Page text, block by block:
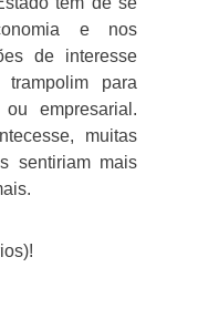
e nos
de interesse
para
empresarial.
muitas
sentiriam mais